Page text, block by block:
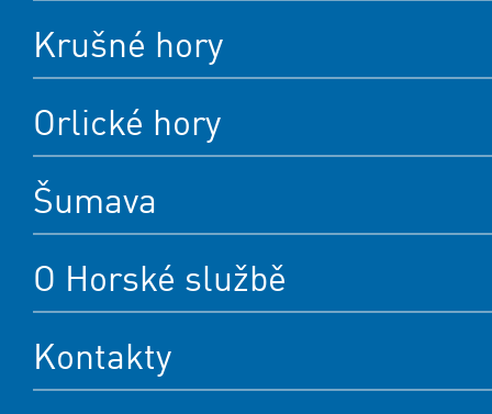
Krušné hory
Orlické hory
Šumava
O Horské službě
Kontakty